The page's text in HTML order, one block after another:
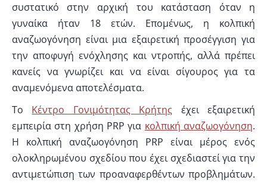
συστατικό στην αρχική του κατάσταση όταν η
γυναίκα ήταν 18 ετών. Επομένως, η κολπική
αναζωογόνηση είναι μια εξαιρετική προσέγγιση για
την αποφυγή ενόχλησης και ντροπής, αλλά πρέπει
κανείς να γνωρίζει και να είναι σίγουρος για τα
αναμενόμενα αποτελέσματα.
Το Κέντρο Γονιμότητας Κρήτης έχει εξαιρετική
εμπειρία στη χρήση PRP για κολπική αναζωογόνηση.
Η κολπική αναζωογόνηση PRP είναι μέρος ενός
ολοκληρωμένου σχεδίου που έχει σχεδιαστεί για την
αντιμετώπιση των προαναφερθέντων προβλημάτων.